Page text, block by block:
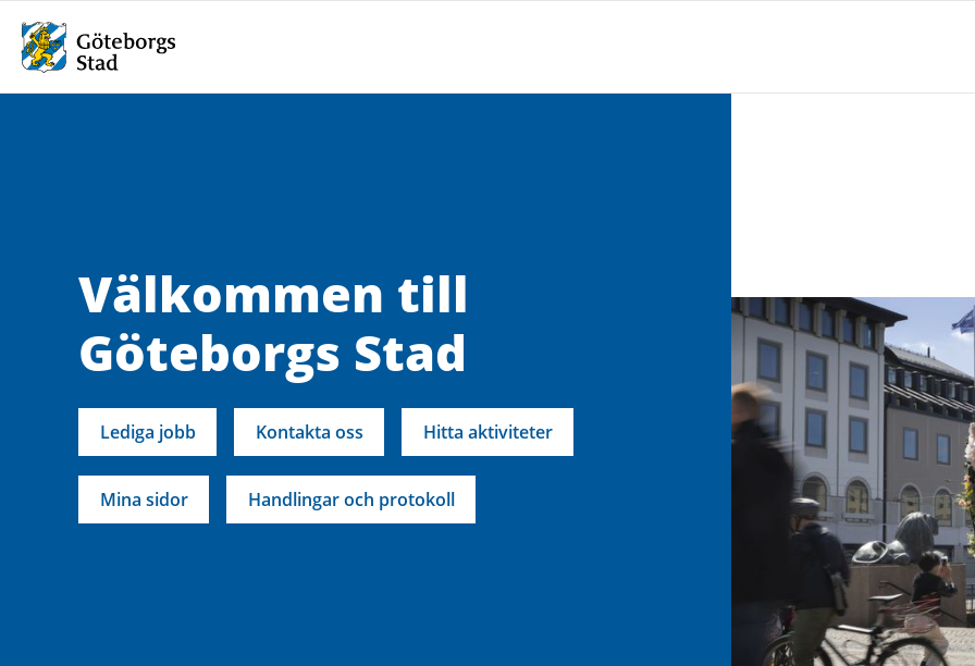
Välkommen till
Göteborgs Stad
Lediga jobb Kontakta oss Hitta aktiviteter
Mina sidor Handlingar och protokoll